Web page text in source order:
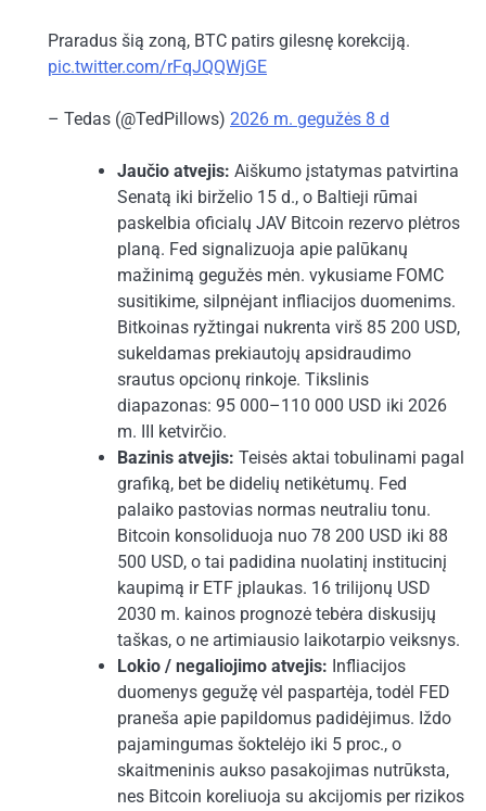
Praradus šią zoną, BTC patirs gilesnę korekciją.
pic.twitter.com/rFqJQQWjGE
– Tedas (@TedPillows) 2026 m. gegužės 8 d
Jaučio atvejis: Aiškumo įstatymas patvirtina
Senatą iki birželio 15 d., o Baltieji rūmai
paskelbia oficialų JAV Bitcoin rezervo plėtros
planą. Fed signalizuoja apie palūkanų
mažinimą gegužės mėn. vykusiame FOMC
susitikime, silpnėjant infliacijos duomenims.
Bitkoinas ryžtingai nukrenta virš 85 200 USD,
sukeldamas prekiautojų apsidraudimo
srautus opcionų rinkoje. Tikslinis
diapazonas: 95 000–110 000 USD iki 2026
m. III ketvirčio.
Bazinis atvejis: Teisės aktai tobulinami pagal
grafiką, bet be didelių netikėtumų. Fed
palaiko pastovias normas neutraliu tonu.
Bitcoin konsoliduoja nuo 78 200 USD iki 88
500 USD, o tai padidina nuolatinį institucinį
kaupimą ir ETF įplaukas. 16 trilijonų USD
2030 m. kainos prognozė tebėra diskusijų
taškas, o ne artimiausio laikotarpio veiksnys.
Lokio / negaliojimo atvejis: Infliacijos
duomenys gegužę vėl paspartėja, todėl FED
praneša apie papildomus padidėjimus. Iždo
pajamingumas šoktelėjo iki 5 proc., o
skaitmeninis aukso pasakojimas nutrūksta,
nes Bitcoin koreliuoja su akcijomis per rizikos